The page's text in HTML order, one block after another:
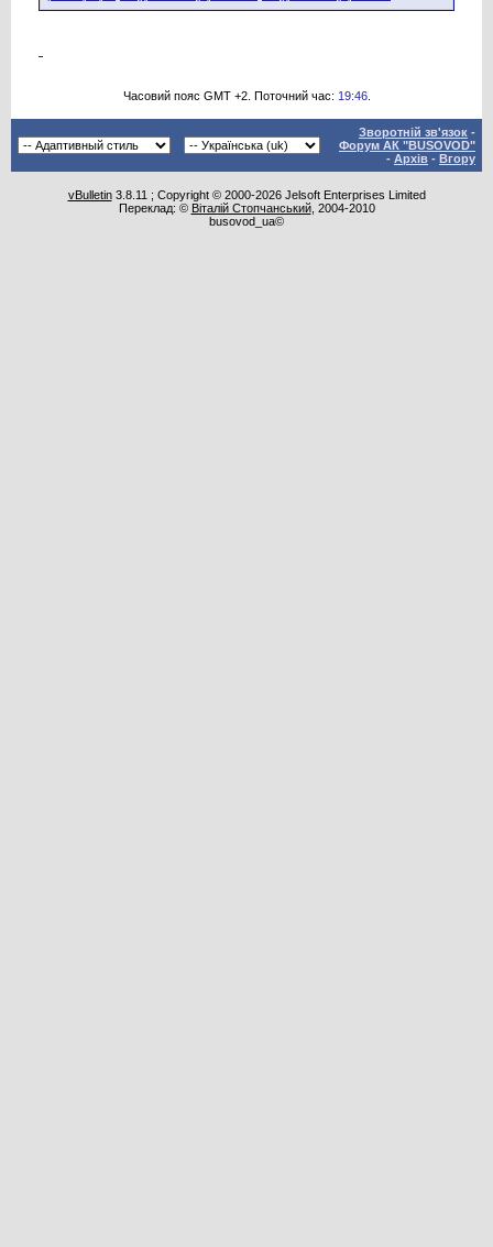
Часовий пояс GMT +2. Поточний час: 19:46.
Зворотній зв'язок -
Форум АК "BUSOVOD"
- Архів - Вгору
vBulletin3.8.11 ; Copyright © 2000-2026 Jelsoft Enterprises Limited
Переклад: © Віталій Стопчанський, 2004-2010
busovod_ua©